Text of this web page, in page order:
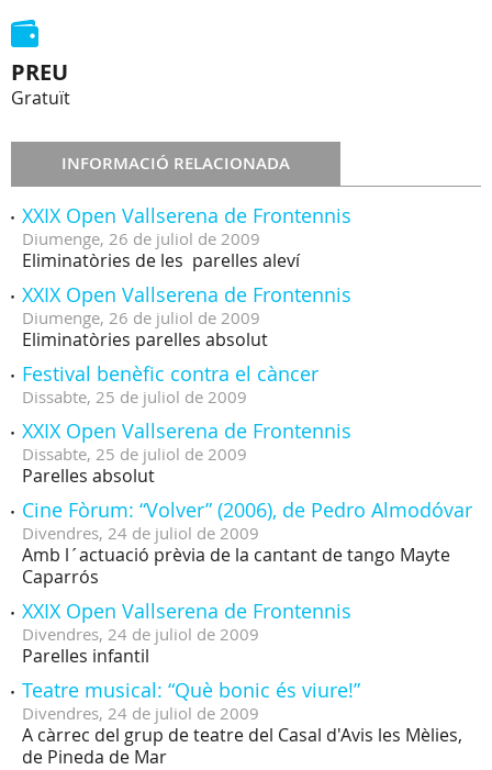
PREU
Gratuït
INFORMACIÓ RELACIONADA
XXIX Open Vallserena de Frontennis
Diumenge, 26 de juliol de 2009
Eliminatòries de les parelles aleví
XXIX Open Vallserena de Frontennis
Diumenge, 26 de juliol de 2009
Eliminatòries parelles absolut
Festival benèfic contra el càncer
Dissabte, 25 de juliol de 2009
XXIX Open Vallserena de Frontennis
Dissabte, 25 de juliol de 2009
Parelles absolut
Cine Fòrum: “Volver” (2006), de Pedro Almodóvar
Divendres, 24 de juliol de 2009
Amb l´actuació prèvia de la cantant de tango Mayte
Caparrós
XXIX Open Vallserena de Frontennis
Divendres, 24 de juliol de 2009
Parelles infantil
Teatre musical: “Què bonic és viure!”
Divendres, 24 de juliol de 2009
A càrrec del grup de teatre del Casal d'Avis les Mèlies,
de Pineda de Mar